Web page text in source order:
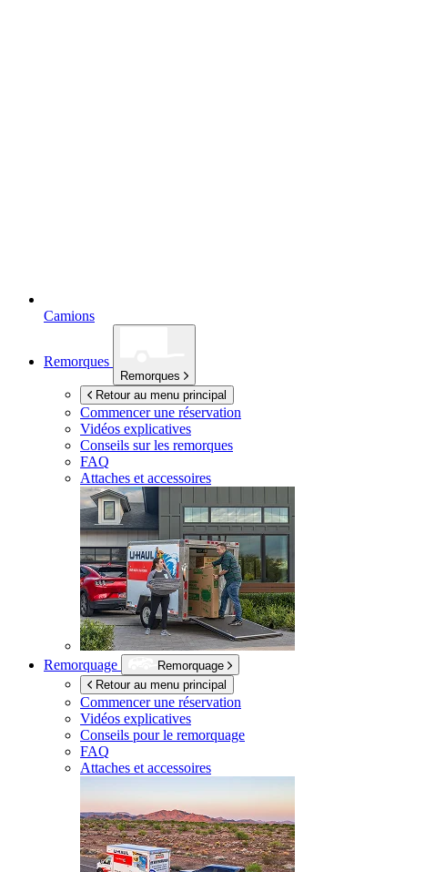
Camions
Remorques
Remorques
Retour au menu principal
Commencer une réservation
Vidéos explicatives
Conseils sur les remorques
FAQ
Attaches et accessoires
Remorquage
Remorquage
Retour au menu principal
Commencer une réservation
Vidéos explicatives
Conseils pour le remorquage
FAQ
Attaches et accessoires